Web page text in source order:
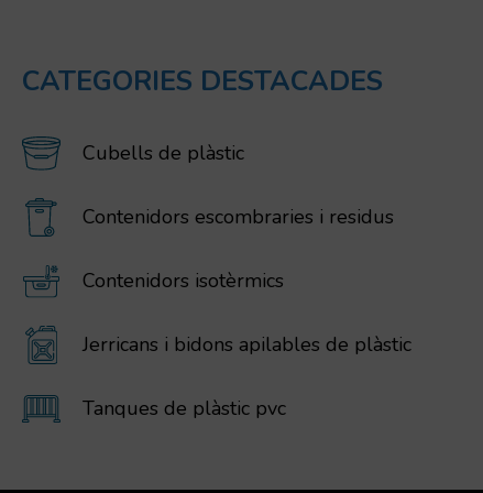
CATEGORIES DESTACADES
Cubells de plàstic
Contenidors escombraries i residus
Contenidors isotèrmics
Jerricans i bidons apilables de plàstic
Tanques de plàstic pvc